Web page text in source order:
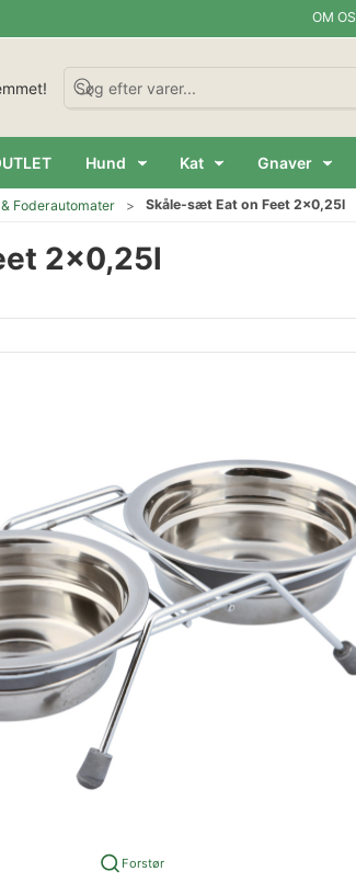
OM OS
Hund Kat Gnaver
Foderautomater Skåle-sæt Eat on Feet 2x0,25l
2x0,25l
Forstør